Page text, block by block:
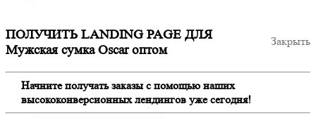
Закрыть
ПОЛУЧИТЬ LANDING PAGE ДЛЯ
Мужская сумка Oscar оптом
Начните получать заказы с помощью наших
высококонверсионных лендингов уже сегодня!